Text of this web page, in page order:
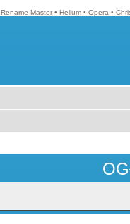
Rename Master • Helium • Opera •